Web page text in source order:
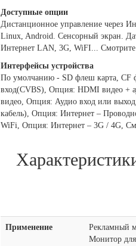
Доступные опции
Дистанционное управление через
Linux, Android. Сенсорный экран.
Интернет LAN, 3G, WiFI...
Интерфейсы устройства
По умолчанию - SD флеш карта,
вход(CVBS), Опция: HDMI видео +
видео, Опция: Аудио вход или
кабель), Опция: Интернет –
WiFi, Опция: Интернет – 3G / 4G,
Применение
Рекламный
Монитор